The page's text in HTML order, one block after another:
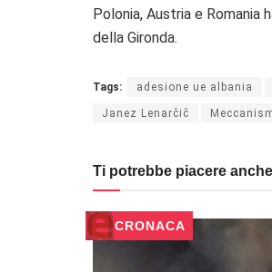
Polonia, Austria e
della Gironda.
Tags: adesione ue albania
Janez Lenarčič
Ti potrebbe piacere anche
CRONACA